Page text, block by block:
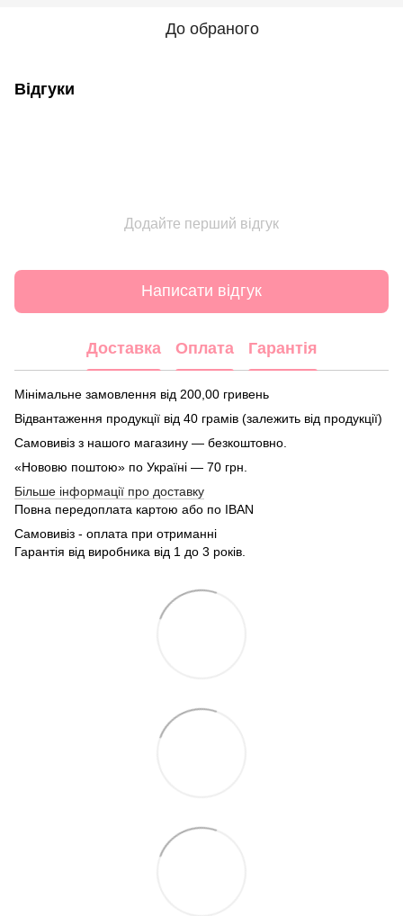
До обраного
Відгуки
Додайте перший відгук
Написати відгук
Доставка Оплата Гарантія
Мінімальне замовлення від 200,00 гривень
Відвантаження продукції від 40 грамів (залежить від продукції)
Самовивіз з нашого магазину — безкоштовно.
«Нововю поштою» по Україні — 70 грн.
Більше інформації про доставку
Повна передоплата картою або по IBAN
Самовивіз - оплата при отриманні
Гарантія від виробника від 1 до 3 років.